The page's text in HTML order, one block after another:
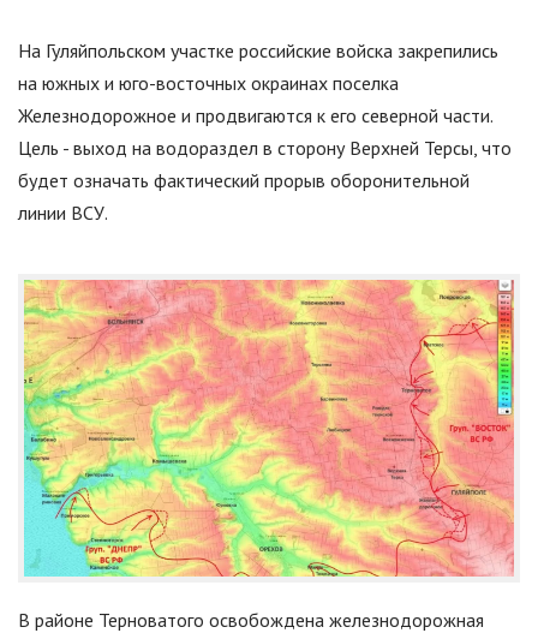
На Гуляйпольском участке российские войска закрепились
на южных и юго-восточных окраинах поселка
Железнодорожное и продвигаются к его северной части.
Цель - выход на водораздел в сторону Верхней Терсы, что
будет означать фактический прорыв оборонительной
линии ВСУ.
В районе Терноватого освобождена железнодорожная